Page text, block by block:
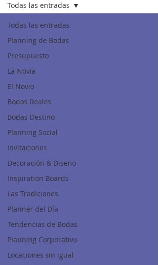
Todas las entradas
Planning de Bodas
Presupuesto
La Novia
El Novio
Bodas Reales
Bodas Destino
Planning Social
Invitaciones
Decoración & Diseño
Inspiration Boards
Las Tradiciones
Planner del Día
Tendencias de Bodas
Planning Corporativo
Locaciones sin igual
Todas las entradas